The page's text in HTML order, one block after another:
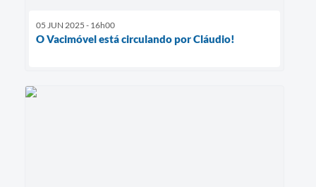
05 JUN 2025 - 16h00
O Vacimóvel está circulando por Cláudio!